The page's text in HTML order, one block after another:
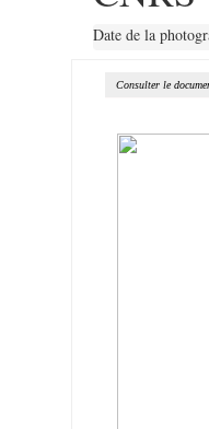
Date de la
Consulter le